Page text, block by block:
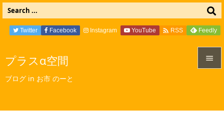
プラスα空間
ブログ in お市 のーと

Twitter Facebook Instagram YouTube  RSS Feedly